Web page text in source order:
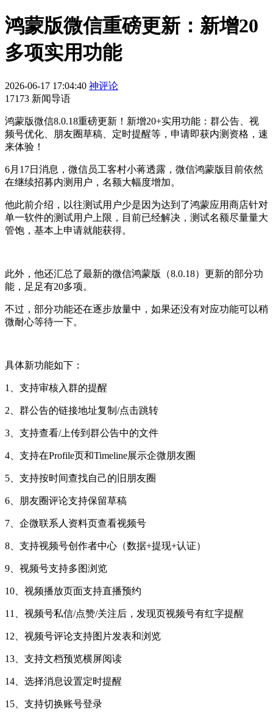
鸿蒙版微信重磅更新：新增20
多项实用功能
2026-06-17 17:04:40 神评论
17173 新闻导语
鸿蒙版微信8.0.18重磅更新！新增20+实用功能：群公告、视
频号优化、朋友圈草稿、定时提醒等，申请即获内测资格，速
来体验！
6月17日消息，微信员工客村小蒋透露，微信鸿蒙版目前依然
在继续招募内测用户，名额大幅度增加。
他此前介绍，以往测试用户少是因为达到了鸿蒙应用商店针对
单一软件的测试用户上限，目前已经解决，测试名额尽量量大
管饱，基本上申请就能获得。
此外，他还汇总了最新的微信鸿蒙版（8.0.18）更新的部分功
能，足足有20多项。
不过，部分功能还在逐步放量中，如果还没有对应功能可以稍
微耐心等待一下。
具体新功能如下：
1、支持审核入群的提醒
2、群公告的链接地址复制/点击跳转
3、支持查看/上传到群公告中的文件
4、支持在Profile页和Timeline展示企微朋友圈
5、支持按时间查找自己的旧朋友圈
6、朋友圈评论支持保留草稿
7、企微联系人资料页查看视频号
8、支持视频号创作者中心（数据+提现+认证）
9、视频号支持多图浏览
10、视频播放页面支持直播预约
11、视频号私信/点赞/关注后，发现页视频号有红字提醒
12、视频号评论支持图片发表和浏览
13、支持文档预览横屏阅读
14、选择消息设置定时提醒
15、支持切换账号登录